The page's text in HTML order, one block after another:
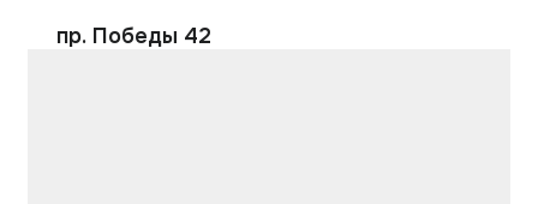
пр. Победы 42